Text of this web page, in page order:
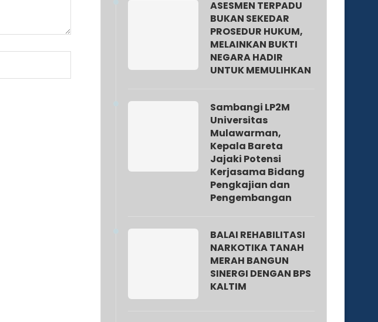
ASESMEN TERPADU
BUKAN SEKEDAR
PROSEDUR HUKUM,
MELAINKAN BUKTI
NEGARA HADIR
UNTUK MEMULIHKAN
Sambangi LP2M
Universitas
Mulawarman,
Kepala Bareta
Jajaki Potensi
Kerjasama Bidang
Pengkajian dan
Pengembangan
BALAI REHABILITASI
NARKOTIKA TANAH
MERAH BANGUN
SINERGI DENGAN BPS
KALTIM